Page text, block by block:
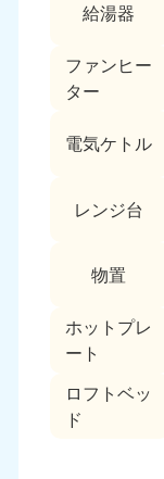
給湯器
ファンヒー
ター
電気ケトル
レンジ台
物置
ホットプレ
ート
ロフトベッ
ド